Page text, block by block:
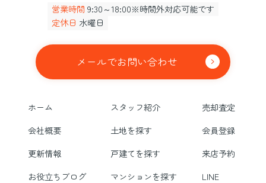
営業時間 9:30～18:00※時間外対応可能です
定休日 水曜日
メールでお問い合わせ
ホーム スタッフ紹介
売却査定
会社概要
土地を探す
会員登録
更新情報
戸建てを探す
来店予約
お役立ちブログ
マンションを探す
LINE